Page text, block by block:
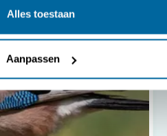
Alles toestaan
Aanpassen